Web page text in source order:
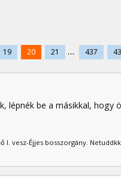
19 20 21 ... 437
lépnék be a másikkal, hogy
I. vesz-Éjjes bosszorgány.